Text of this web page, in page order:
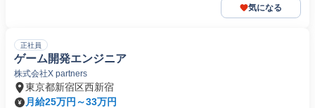
気になる
正社員
ゲーム開発エンジニア
株式会社X partners
東京都新宿区西新宿
月給25万円～33万円